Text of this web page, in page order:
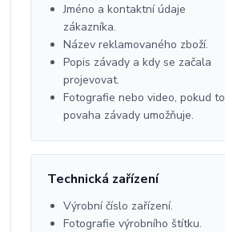
Jméno a kontaktní údaje
zákazníka.
Název reklamovaného zboží.
Popis závady a kdy se začala
projevovat.
Fotografie nebo video, pokud to
povaha závady umožňuje.
Technická zařízení
Výrobní číslo zařízení.
Fotografie výrobního štítku.